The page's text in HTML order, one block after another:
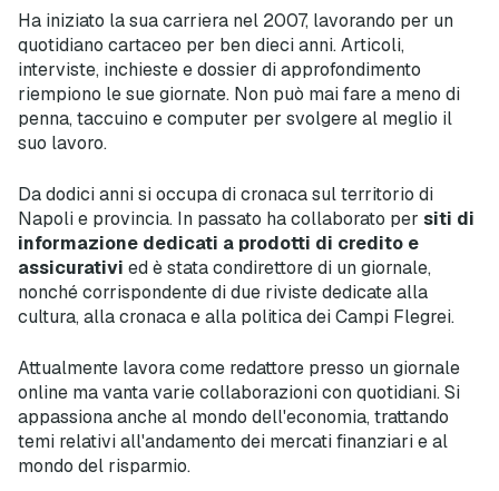
Ha iniziato la sua carriera nel 2007, lavorando per un
quotidiano cartaceo per ben dieci anni. Articoli,
interviste, inchieste e dossier di approfondimento
riempiono le sue giornate. Non può mai fare a meno di
penna, taccuino e computer per svolgere al meglio il
suo lavoro.
Da dodici anni si occupa di cronaca sul territorio di
Napoli e provincia. In passato ha collaborato per siti di
informazione dedicati a prodotti di credito e
assicurativi ed è stata condirettore di un giornale,
nonché corrispondente di due riviste dedicate alla
cultura, alla cronaca e alla politica dei Campi Flegrei.
Attualmente lavora come redattore presso un giornale
online ma vanta varie collaborazioni con quotidiani. Si
appassiona anche al mondo dell'economia, trattando
temi relativi all'andamento dei mercati finanziari e al
mondo del risparmio.